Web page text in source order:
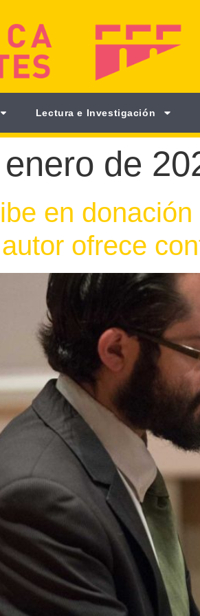
Lectura e Investigación
de
en
ofrece